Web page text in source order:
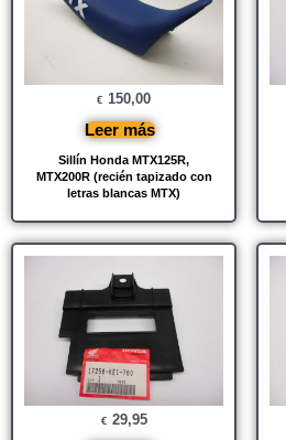
Sillín Honda MTX125R,
MTX200R (recién tapizado con
letras blancas MTX)
€ 150,00
Leer más
€ 29,95